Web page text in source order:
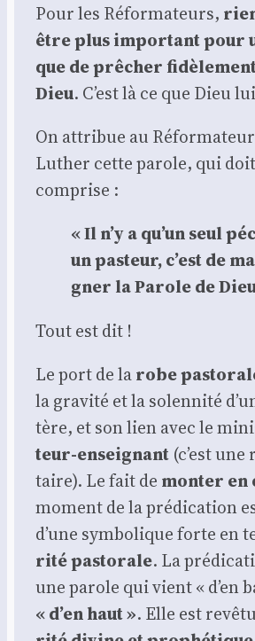
Pour les Réfor­ma­teurs,
être plus impor­tant pour
que de prê­cher
Dieu. C’est là ce que Dieu
On attri­bue au
Luther cette parole, qui
com­prise :
« Il n’y a qu’un seul
un pas­teur, c’est de
gner la Parole de
Tout est dit !
Le port de larobe
la gra­vi­té et la solen­ni­té
tère, et son lien avec le
teur-ensei­gnant (c’est
taire). Le fait de mon­ter en
moment de la pré­di­ca­tion
d’une sym­bo­lique forte en
ri­té pas­to­rale. La
une parole qui vient « d’en
« d’en haut ». Elle est